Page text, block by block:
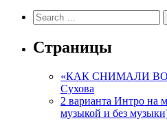
Search
for:
Страницы
«КАК СНИМАЛИ
Сухова
2 варианта Интро на
музыкой и без